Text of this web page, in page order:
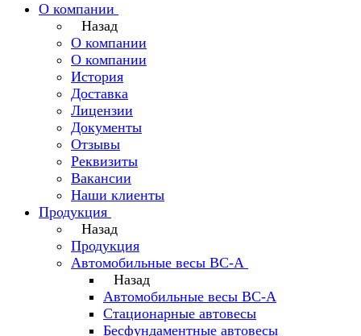
О компании
Назад
О компании
О компании
История
Доставка
Лицензии
Документы
Отзывы
Реквизиты
Вакансии
Наши клиенты
Продукция
Назад
Продукция
Автомобильные весы ВС-А
Назад
Автомобильные весы ВС-А
Стационарные автовесы
Бесфундаментные автовесы